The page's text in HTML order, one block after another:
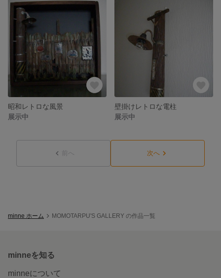
昭和レトロな風景
展示中
壁掛けレトロな電柱
展示中
前へ 次へ
minne ホーム MOMOTARPU'S GALLERY の作品一覧
minneを知る
minneについて